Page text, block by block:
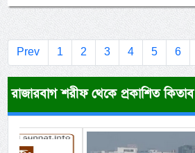
Prev 1 2 3 4 5 6
রাজারবাগ শরীফ থেকে প্রকাশিত কিতাব